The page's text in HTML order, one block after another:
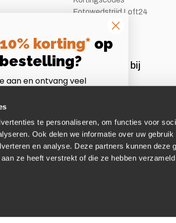
te personaliseren, om functies voor
Ook delen we informatie over uw
en analyse. Deze partners kunnen deze
ze heeft verstrekt of die ze hebben
Fotowedstrijd Loft24
Aangesloten bij
10% korting* op
aan en ontvang veel
te combineren met andere acties of